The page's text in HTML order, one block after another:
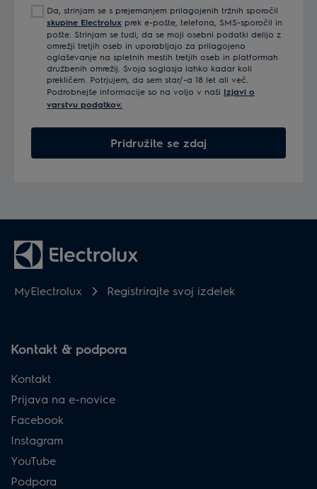
Da, strinjam se s prejemanjem prilagojenih tržnih sporočil
skupine Electrolux prek e-pošte, telefona, SMS-sporočil in
pošte. Strinjam se tudi, da se moji osebni podatki delijo z
omrežji tretjih oseb in uporabljajo za prilagojeno
oglaševanje na spletnih mestih tretjih oseb in platformah
družbenih omrežij. Svoja soglasja lahko kadar koli
prekličem. Potrjujem, da sem star/-a 18 let ali več.
Podrobnejše informacije so na voljo v naši Izjavi o
varstvu podatkov.
Pridružite se zdaj
MyElectrolux Registrirajte svoj izdelek
Kontakt & podpora
Kontakt
Prijava na e-novice
Facebook
Instagram
YouTube
Podpora